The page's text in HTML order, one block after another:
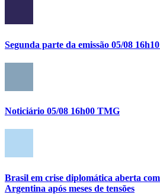
Segunda parte da emissão 05/08
Noticiário 05/08 16h00 TMG
Brasil em crise diplomática aberta
Argentina após meses de tensões